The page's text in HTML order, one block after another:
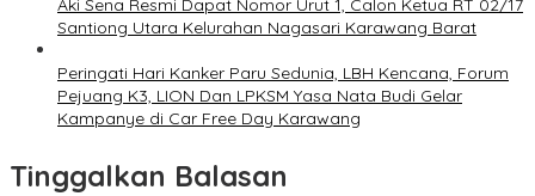
Aki Sena Resmi Dapat Nomor Urut 1, Calon Ketua RT 02/17
Santiong Utara Kelurahan Nagasari Karawang Barat
Peringati Hari Kanker Paru Sedunia, LBH Kencana, Forum
Pejuang K3, LION Dan LPKSM Yasa Nata Budi Gelar
Kampanye di Car Free Day Karawang
Tinggalkan Balasan